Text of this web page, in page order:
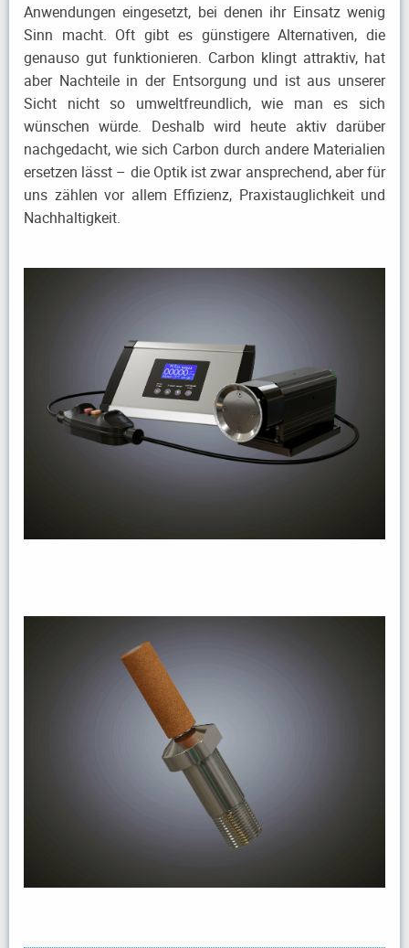
Anwendungen eingesetzt, bei denen ihr Einsatz wenig
Sinn macht. Oft gibt es günstigere Alternativen, die
genauso gut funktionieren. Carbon klingt attraktiv, hat
aber Nachteile in der Entsorgung und ist aus unserer
Sicht nicht so umweltfreundlich, wie man es sich
wünschen würde. Deshalb wird heute aktiv darüber
nachgedacht, wie sich Carbon durch andere Materialien
ersetzen lässt – die Optik ist zwar ansprechend, aber für
uns zählen vor allem Effizienz, Praxistauglichkeit und
Nachhaltigkeit.